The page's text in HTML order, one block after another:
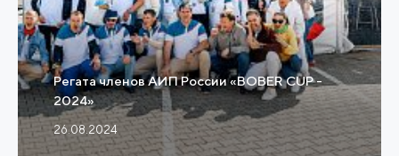
Регата членов АИП России «BOBER CUP -
2024»
26.08.2024